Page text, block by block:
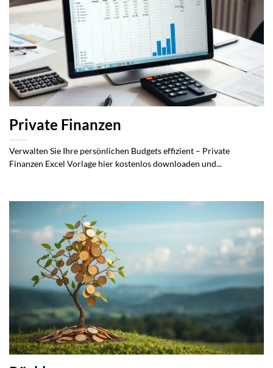
Private Finanzen
Verwalten Sie Ihre persönlichen Budgets effizient – Private
Finanzen Excel Vorlage hier kostenlos downloaden und...